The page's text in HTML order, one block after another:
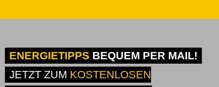
ENERGIETIPPS BEQUEM PER MAIL!
JETZT ZUM KOSTENLOSEN